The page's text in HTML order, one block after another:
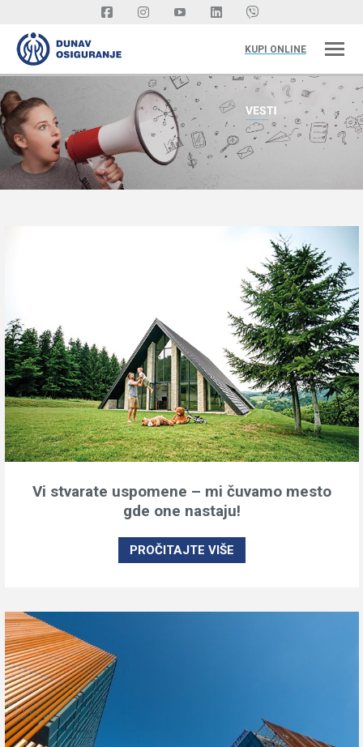
KUPI ONLINE
Vi stvarate uspomene – mi čuvamo mesto
gde one nastaju!
PROČITAJTE VIŠE